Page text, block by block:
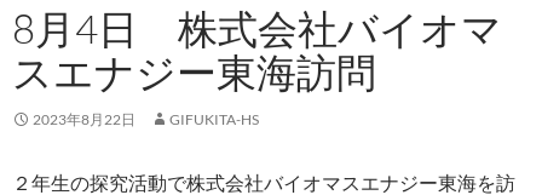
ツ
へ
ス
キ
ッ
8月4日 株式会社バイオマ
スエナジー東海訪問
2023年8月22日 GIFUKITA-HS
２年生の探究活動で株式会社バイオマスエナジー東海を訪